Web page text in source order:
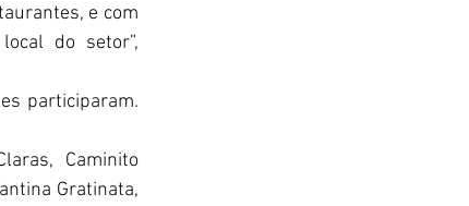
e com
do setor”,
participaram.
Caminito
Gratinata,